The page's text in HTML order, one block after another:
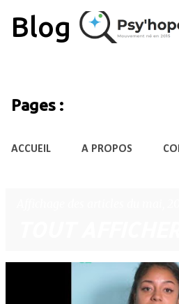
Accéder au
Blog
Pages :
ACCUEIL A PROPOS